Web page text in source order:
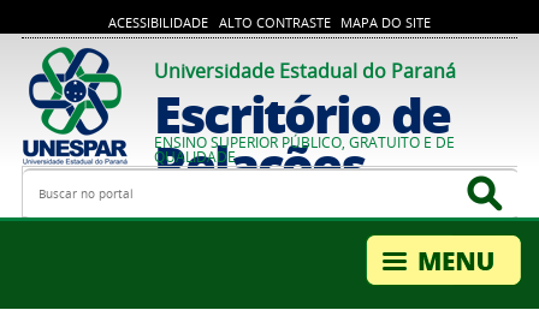
ACESSIBILIDADE ALTO CONTRASTE MAPA DO SITE
Universidade Estadual do Paraná
Escritório de
Relações
Internacionais
ENSINO SUPERIOR PÚBLICO, GRATUITO E DE
QUALIDADE
Busca